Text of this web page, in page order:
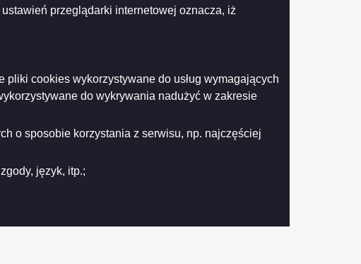
przeglądarki internetowej oznacza, iż
cookies wykorzystywane do usług wymagających
do wykrywania nadużyć w zakresie
o sposobie korzystania z serwisu, np. najczęściej
język, itp.;